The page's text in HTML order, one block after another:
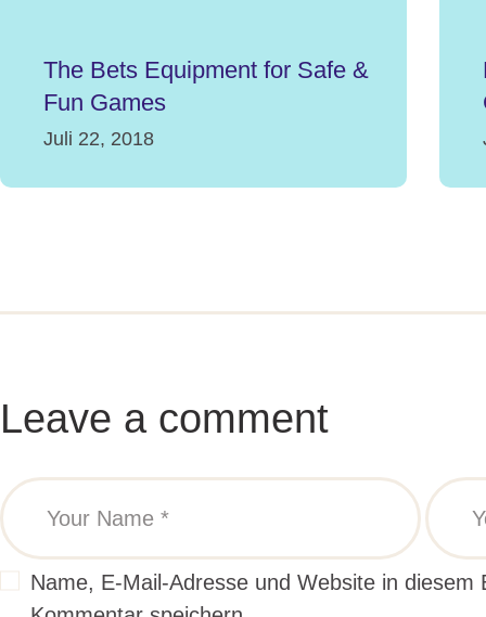
The Bets Equipment for Safe &
Fun Games
Juli 22, 2018
Leave a comment
Name, E-Mail-Adresse und Website in